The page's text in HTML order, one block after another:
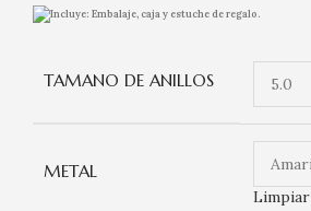
Incluye: Embalaje, caja y estuche de regalo.
TAMANO DE ANILLOS
METAL
Limpiar